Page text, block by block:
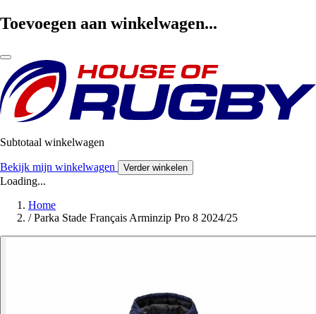
Toevoegen aan winkelwagen...
Subtotaal winkelwagen
Bekijk mijn winkelwagen Verder winkelen
Loading...
Home
/ Parka Stade Français Arminzip Pro 8 2024/25